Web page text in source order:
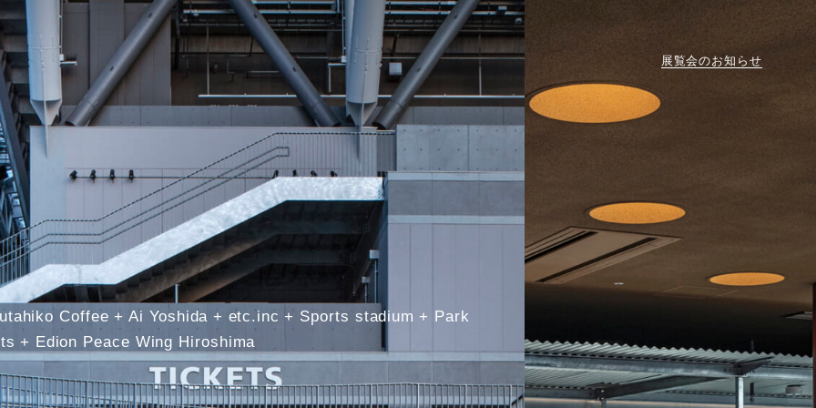
展 覧会のお知 らせ
Coffee Ai Yoshida etc.inc Sports stadium
Park
Edion Peace Wing Hiroshima
more